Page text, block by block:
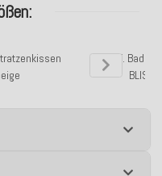
H.O.C.K. Badu
BLISS